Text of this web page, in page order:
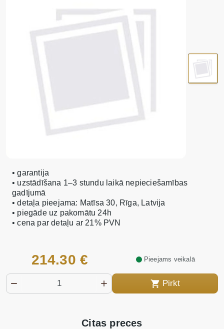
214.30 €
Pirkt
Pieejams veikalā
• garantija
• uzstādīšana 1–3 stundu laikā nepieciešamības
gadījumā
• detaļa pieejama: Matīsa 30, Rīga, Latvija
• piegāde uz pakomātu 24h
• cena par detaļu ar 21% PVN
Citas preces